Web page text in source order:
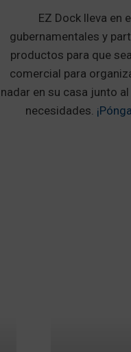
EZ Dock lleva en
gubernamentales y
productos para que
comercial para
nadar en su casa junto
necesidades.